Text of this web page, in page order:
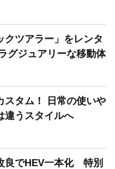
クツアラー」をレンタ
グジュアリーな移動体
スタム！ 日常の使いや
違うスタイルへ
良でHEV一本化 特別